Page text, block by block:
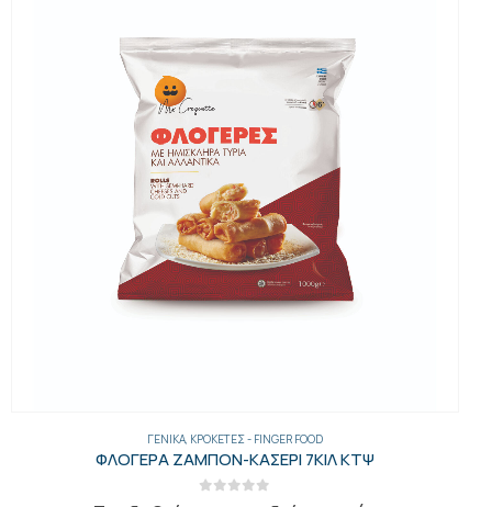
ΓΕΝΙΚΑ ΚΡΟΚΈΤΕΣ - FINGER FOOD
ΦΛΟΓΕΡΑ ΖΑΜΠΟΝ-ΚΑΣΕΡΙ 7ΚΙΛ ΚΤΨ